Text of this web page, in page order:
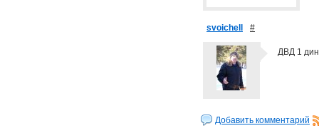
svoichell #
ДВД 1
Добавить комментарий